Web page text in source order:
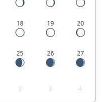
18 19 20
25 26 27
2 3 4